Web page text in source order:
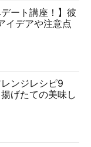
ート講座！】彼
イデアや注意点
レンジレシピ9
げたての美味し